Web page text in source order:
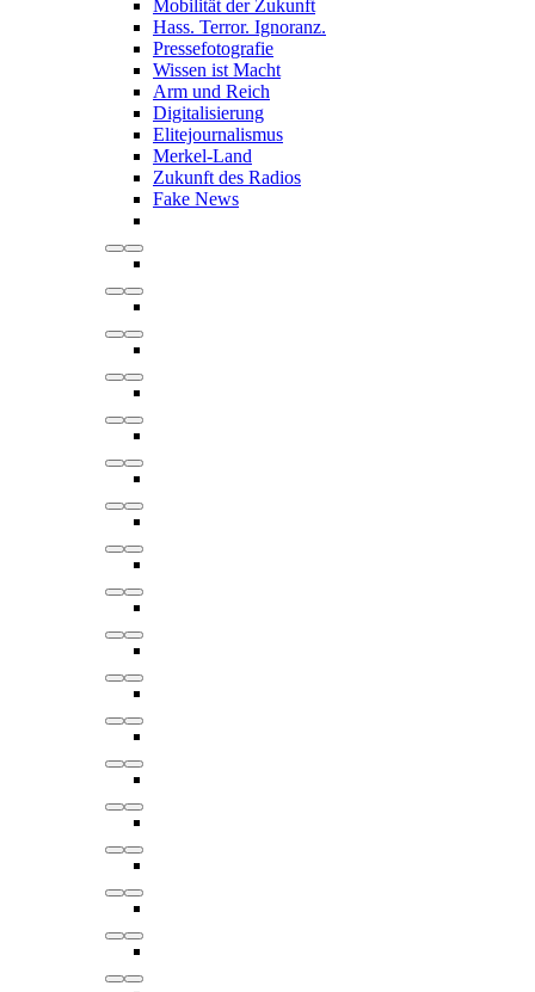
Mobilität der Zukunft
Hass. Terror. Ignoranz.
Pressefotografie
Wissen ist Macht
Arm und Reich
Digitalisierung
Elitejournalismus
Merkel-Land
Zukunft des Radios
Fake News